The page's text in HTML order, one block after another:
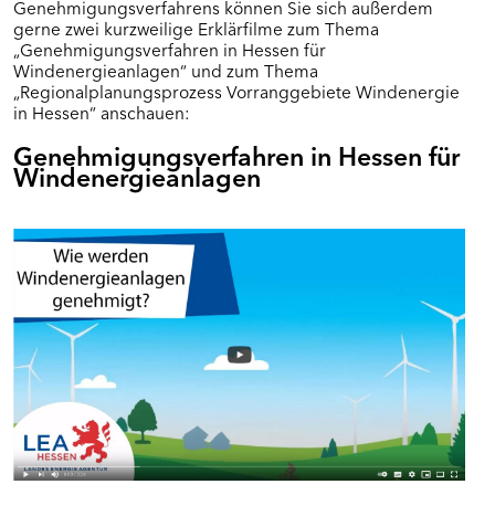
Genehmigungsverfahrens können Sie sich außerdem
gerne zwei kurzweilige Erklärfilme zum Thema
„Genehmigungsverfahren in Hessen für
Windenergieanlagen“ und zum Thema
„Regionalplanungsprozess Vorranggebiete Windenergie
in Hessen“ anschauen:
Genehmigungsverfahren in Hessen für
Windenergieanlagen